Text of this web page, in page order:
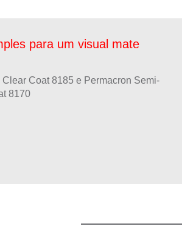
para um visual mate
Clear Coat 8185 e Permacron Semi-
8170